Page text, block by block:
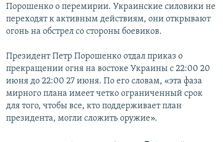
Порошенко о перемирии. Украинские силовики не
переходят к активным действиям, они открывают
огонь на обстрел со стороны боевиков.
Президент Петр Порошенко отдал приказ о
прекращении огня на востоке Украины с 22:00 20
июня до 22:00 27 июня. По его словам, «эта фаза
мирного плана имеет четко ограниченный срок
для того, чтобы все, кто поддерживает план
президента, могли сложить оружие».